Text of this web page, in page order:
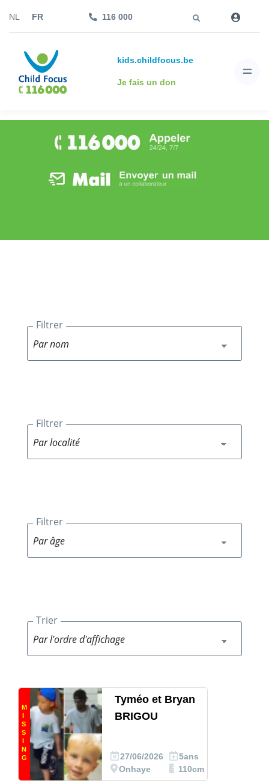
NL FR 116 000
kids.childfocus.be
Je fais un don
Filtrer
Filtrer
Filtrer
Trier
M
I
S
S
I
N
G
Tyméo et Bryan
BRIGOU
27/06/2026
Onhaye
5ans
110cm